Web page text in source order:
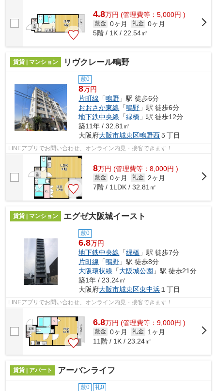
4.8万円 (管理費等：5,000円 )
敷金 0ヶ月 礼金 0ヶ月
5階 / 1K / 22.54㎡
賃貸 | マンション リヴクレール鴫野
敷0
8万円
片町線 「鴫野 」駅 徒歩6分
おおさか東線 「鴫野 」駅 徒歩6分
地下鉄中央線 「緑橋 」駅 徒歩12分
築11年 / 32.81㎡
大阪府大阪市城東区鴫野西５丁目
LINEアプリでお問い合わせ、オンライン内見・接客できます！
8万円 (管理費等：8,000円 )
敷金 0ヶ月 礼金
2ヶ月
7階 / 1LDK / 32.81㎡
賃貸 | マンション エグゼ大阪城イースト
敷0
6.8万円
地下鉄中央線 「緑橋 」駅 徒歩7分
片町線 「鴫野 」駅 徒歩8分
大阪環状線 「大阪城公園 」駅 徒歩21分
築1年 / 23.24㎡
大阪府大阪市城東区東中浜 １丁目
LINEアプリでお問い合わせ、オンライン内見・接客できます！
6.8万円 (管理費等：9,000円 )
敷金 0ヶ月 礼金
1ヶ月
11階 / 1K / 23.24㎡
賃貸 | アパート アーバンライフ
敷0 礼0